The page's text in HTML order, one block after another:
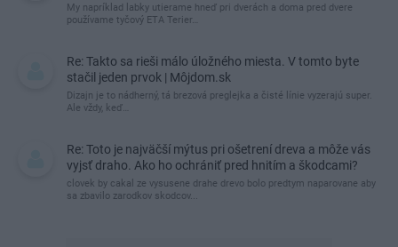
My napríklad labky utierame hneď pri dverách a doma pred dvere
používame tyčový ETA Terier…
Re: Takto sa rieši málo úložného miesta. V tomto byte
stačil jeden prvok | Môjdom.sk
Dizajn je to nádherný, tá brezová preglejka a čisté línie vyzerajú super.
Ale vždy, keď…
Re: Toto je najväčší mýtus pri ošetrení dreva a môže vás
vyjsť draho. Ako ho ochrániť pred hnitím a škodcami?
clovek by cakal ze vysusene drahe drevo bolo predtym naparovane aby
sa zbavilo zarodkov skodcov...